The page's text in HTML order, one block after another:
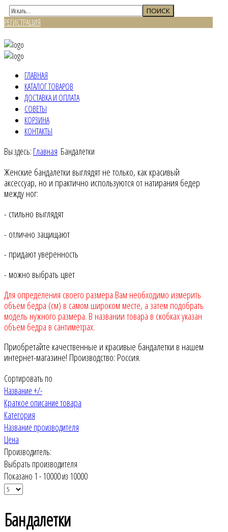
РЕГИСТРАЦИЯ
ГЛАВНАЯ
КАТАЛОГ ТОВАРОВ
ДОСТАВКА И ОПЛАТА
СОВЕТЫ
КОРЗИНА
КОНТАКТЫ
Вы здесь: Главная Бандалетки
Женские бандалетки выглядят не только, как красивый
аксессуар, но и практично используются от натирания бедер
между ног:
- стильно выглядят
- отлично защищают
- придают уверенность
- можно выбрать цвет
Для определения своего размера Вам необходимо измерить
объем бедра (см) в самом широком месте, а затем подобрать
модель нужного размера. В названии товара в скобках указан
объем бедра в сантиметрах.
Приобретайте качественные и красивые бандалетки в нашем
интернет-магазине! Производство: Россия.
Сортировать по
Название +/-
Краткое описание товара
Категория
Название производителя
Цена
Производитель:
Выбрать производителя
Показано 1 - 10000 из 10000
Бандалетки